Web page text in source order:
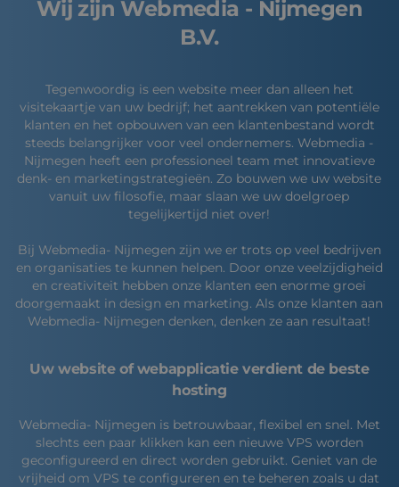
Wij zijn Webmedia - Nijmegen
B.V.
Tegenwoordig is een website meer dan alleen het
visitekaartje van uw bedrijf; het aantrekken van potentiële
klanten en het opbouwen van een klantenbestand wordt
steeds belangrijker voor veel ondernemers. Webmedia -
Nijmegen heeft een professioneel team met innovatieve
denk- en marketingstrategieën. Zo bouwen we uw website
vanuit uw filosofie, maar slaan we uw doelgroep
tegelijkertijd niet over!
Bij Webmedia- Nijmegen zijn we er trots op veel bedrijven
en organisaties te kunnen helpen. Door onze veelzijdigheid
en creativiteit hebben onze klanten een enorme groei
doorgemaakt in design en marketing. Als onze klanten aan
Webmedia- Nijmegen denken, denken ze aan resultaat!
Uw website of webapplicatie verdient de beste
hosting
Webmedia- Nijmegen is betrouwbaar, flexibel en snel. Met
slechts een paar klikken kan een nieuwe VPS worden
geconfigureerd en direct worden gebruikt. Geniet van de
vrijheid om VPS te configureren en te beheren zoals u dat